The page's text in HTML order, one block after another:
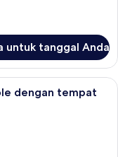
untuk tanggal Anda
1 Tempat Tidur
dengan tempat